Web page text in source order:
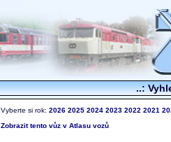
..:
Vyberte si rok: 2026 2025 2024 2023 2022 2021
Zobrazit tento vůz v Atlasu vozů